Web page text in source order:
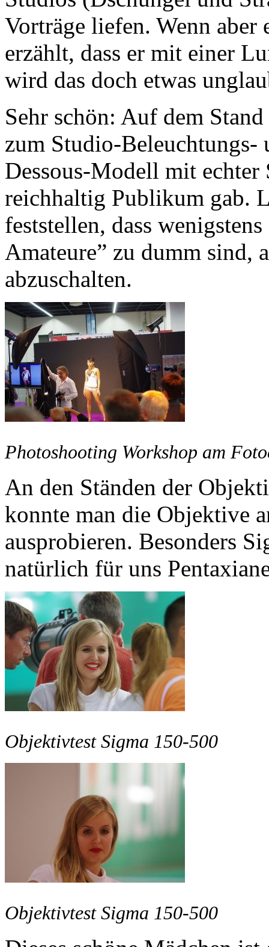
Vorträge liefen. Wenn
erzählt, dass er mit einer
wird das doch etwas
Sehr schön: Auf dem
zum Studio-Beleuchtungs-
Dessous-Modell mit echter
reichhaltig Publikum gab.
feststellen, dass
Amateure” zu dumm sind,
abzuschalten.
Photoshooting Workshop am
An den Ständen der
konnte man die Objektive
ausprobieren. Besonders
natürlich für uns
Objektivtest Sigma 150-500
Objektivtest Sigma 150-500